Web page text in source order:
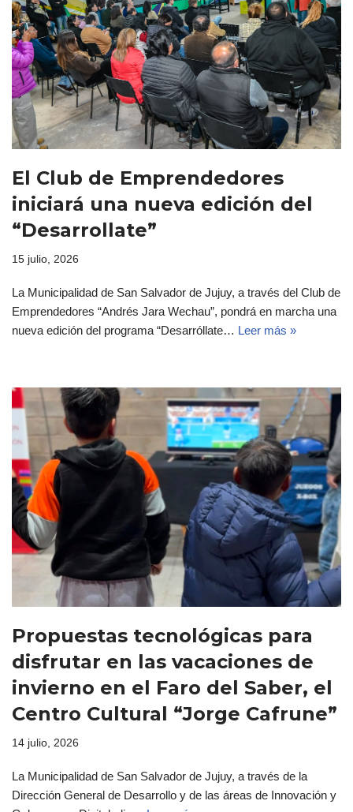
El Club de Emprendedores
iniciará una nueva edición del
“Desarrollate”
15 julio, 2026
La Municipalidad de San Salvador de Jujuy, a través del Club de
Emprendedores “Andrés Jara Wechau”, pondrá en marcha una
nueva edición del programa “Desarróllate… Leer más »
Propuestas tecnológicas para
disfrutar en las vacaciones de
invierno en el Faro del Saber, el
Centro Cultural “Jorge Cafrune”
14 julio, 2026
La Municipalidad de San Salvador de Jujuy, a través de la
Dirección General de Desarrollo y de las áreas de Innovación y